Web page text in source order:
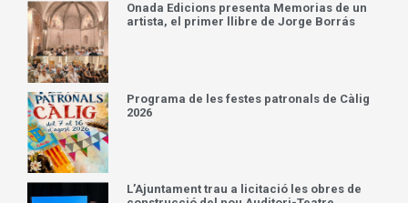
Onada Edicions presenta Memorias de un
artista, el primer llibre de Jorge Borrás
Programa de les festes patronals de Càlig
2026
L’Ajuntament trau a licitació les obres de